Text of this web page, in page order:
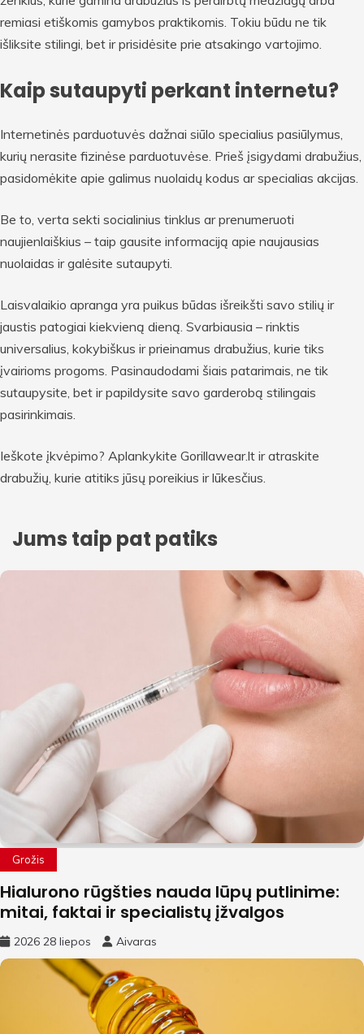
remiasi etiškomis gamybos praktikomis. Tokiu būdu ne tik
išliksite stilingi, bet ir prisidėsite prie atsakingo vartojimo.
Kaip sutaupyti perkant internetu?
Internetinės parduotuvės dažnai siūlo specialius pasiūlymus,
kurių nerasite fizinėse parduotuvėse. Prieš įsigydami drabužius,
pasidomėkite apie galimus nuolaidų kodus ar specialias akcijas.
Be to, verta sekti socialinius tinklus ar prenumeruoti
naujienlaiškius – taip gausite informaciją apie naujausias
nuolaidas ir galėsite sutaupyti.
Laisvalaikio apranga yra puikus būdas išreikšti savo stilių ir
jaustis patogiai kiekvieną dieną. Svarbiausia – rinktis
universalius, kokybiškus ir prieinamus drabužius, kurie tiks
įvairioms progoms. Pasinaudodami šiais patarimais, ne tik
sutaupysite, bet ir papildysite savo garderobą stilingais
pasirinkimais.
Ieškote įkvėpimo? Aplankykite Gorillawear.lt ir atraskite
drabužių, kurie atitiks jūsų poreikius ir lūkesčius.
Jums taip pat patiks
Grožis
Hialurono rūgšties nauda lūpų putlinime:
mitai, faktai ir specialistų įžvalgos
2026 28 liepos Aivaras